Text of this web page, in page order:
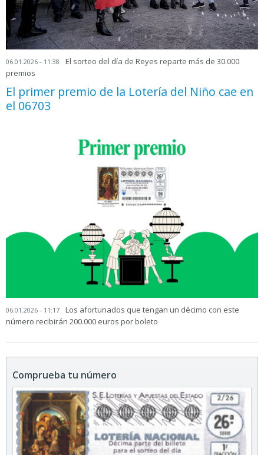
06.01.2026 - 11:38
El sorteo del día de Reyes reparte más de 30.000
premios
El primer premio de la Lotería del Niño cae en
el 06703
06.01.2026 - 11:17
Los afortunados que tengan un décimo con este
número recibirán 200.000 euros por boleto
Comprueba tu número